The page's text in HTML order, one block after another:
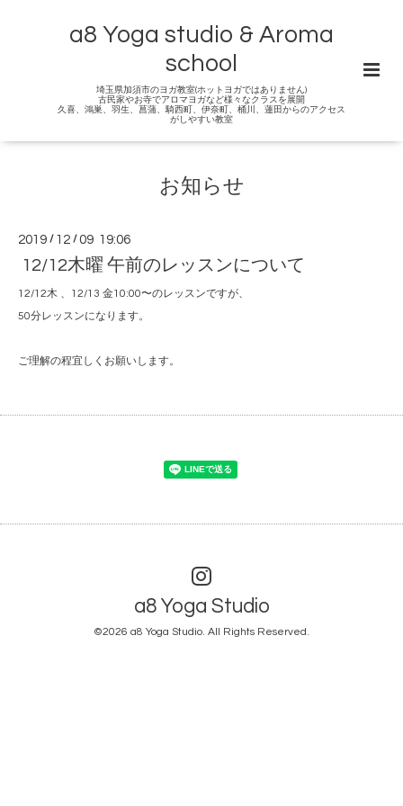
a8 Yoga studio & Aroma
school
埼玉県加須市のヨガ教室(ホットヨガではありません)
古民家やお寺でアロマヨガなど様々なクラスを展開
久喜、鴻巣、羽生、菖蒲、騎西町、伊奈町、桶川、蓮田からのアクセス
がしやすい教室
お知らせ
2019 / 12 /09 19:06
12/12木曜 午前のレッスンについて
12/12木 、12/13 金10:00〜のレッスンですが、
50分レッスンになります。
ご理解の程宜しくお願いします。
a8 Yoga Studio
©2026 a8 Yoga Studio. All Rights Reserved.